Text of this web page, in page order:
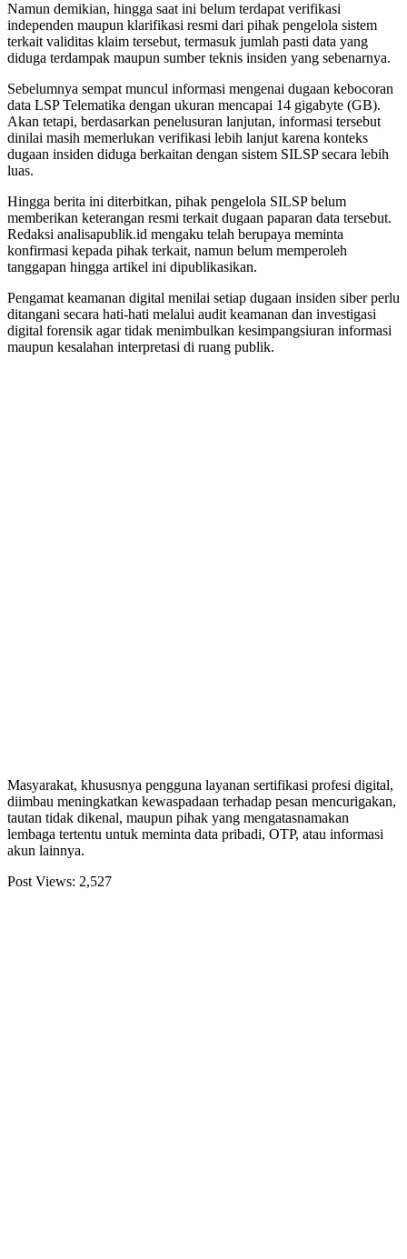
Namun demikian, hingga saat ini belum terdapat verifikasi
independen maupun klarifikasi resmi dari pihak pengelola sistem
terkait validitas klaim tersebut, termasuk jumlah pasti data yang
diduga terdampak maupun sumber teknis insiden yang sebenarnya.
Sebelumnya sempat muncul informasi mengenai dugaan kebocoran
data LSP Telematika dengan ukuran mencapai 14 gigabyte (GB).
Akan tetapi, berdasarkan penelusuran lanjutan, informasi tersebut
dinilai masih memerlukan verifikasi lebih lanjut karena konteks
dugaan insiden diduga berkaitan dengan sistem SILSP secara lebih
luas.
Hingga berita ini diterbitkan, pihak pengelola SILSP belum
memberikan keterangan resmi terkait dugaan paparan data tersebut.
Redaksi analisapublik.id mengaku telah berupaya meminta
konfirmasi kepada pihak terkait, namun belum memperoleh
tanggapan hingga artikel ini dipublikasikan.
Pengamat keamanan digital menilai setiap dugaan insiden siber perlu
ditangani secara hati-hati melalui audit keamanan dan investigasi
digital forensik agar tidak menimbulkan kesimpangsiuran informasi
maupun kesalahan interpretasi di ruang publik.
Masyarakat, khususnya pengguna layanan sertifikasi profesi digital,
diimbau meningkatkan kewaspadaan terhadap pesan mencurigakan,
tautan tidak dikenal, maupun pihak yang mengatasnamakan
lembaga tertentu untuk meminta data pribadi, OTP, atau informasi
akun lainnya.
Post Views: 2,527